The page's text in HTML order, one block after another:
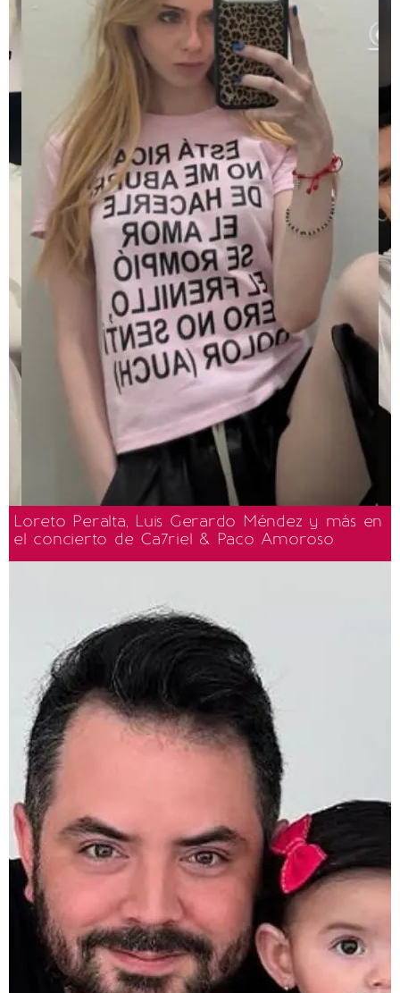
Loreto Peralta, Luis Gerardo Méndez y más en
el concierto de Ca7riel & Paco Amoroso